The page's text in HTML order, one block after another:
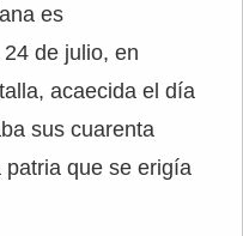
es
de julio, en
acaecida el día
sus cuarenta
que se erigía